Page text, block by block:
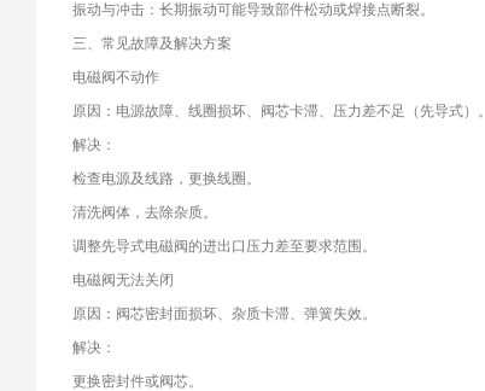
振动与冲击：长期振动可能导致部件松动或焊接点断裂。
三、常见故障及解决方案
电磁阀不动作
原因：电源故障、线圈损坏、阀芯卡滞、压力差不足（先导式）。
解决：
检查电源及线路，更换线圈。
清洗阀体，去除杂质。
调整先导式电磁阀的进出口压力差至要求范围。
电磁阀无法关闭
原因：阀芯密封面损坏、杂质卡滞、弹簧失效。
解决：
更换密封件或阀芯。